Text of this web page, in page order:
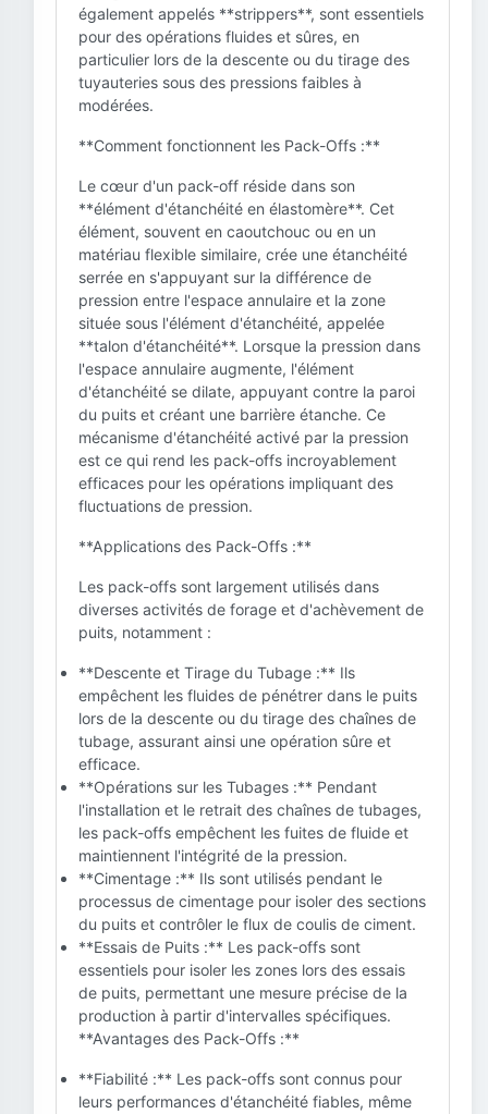
également appelés **strippers**, sont essentiels
pour des opérations fluides et sûres, en
particulier lors de la descente ou du tirage des
tuyauteries sous des pressions faibles à
modérées.
**Comment fonctionnent les Pack-Offs :**
Le cœur d'un pack-off réside dans son
**élément d'étanchéité en élastomère**. Cet
élément, souvent en caoutchouc ou en un
matériau flexible similaire, crée une étanchéité
serrée en s'appuyant sur la différence de
pression entre l'espace annulaire et la zone
située sous l'élément d'étanchéité, appelée
**talon d'étanchéité**. Lorsque la pression dans
l'espace annulaire augmente, l'élément
d'étanchéité se dilate, appuyant contre la paroi
du puits et créant une barrière étanche. Ce
mécanisme d'étanchéité activé par la pression
est ce qui rend les pack-offs incroyablement
efficaces pour les opérations impliquant des
fluctuations de pression.
**Applications des Pack-Offs :**
Les pack-offs sont largement utilisés dans
diverses activités de forage et d'achèvement de
puits, notamment :
**Descente et Tirage du Tubage :** Ils
empêchent les fluides de pénétrer dans le puits
lors de la descente ou du tirage des chaînes de
tubage, assurant ainsi une opération sûre et
efficace.
**Opérations sur les Tubages :** Pendant
l'installation et le retrait des chaînes de tubages,
les pack-offs empêchent les fuites de fluide et
maintiennent l'intégrité de la pression.
**Cimentage :** Ils sont utilisés pendant le
processus de cimentage pour isoler des sections
du puits et contrôler le flux de coulis de ciment.
**Essais de Puits :** Les pack-offs sont
essentiels pour isoler les zones lors des essais
de puits, permettant une mesure précise de la
production à partir d'intervalles spécifiques.
**Avantages des Pack-Offs :**
**Fiabilité :** Les pack-offs sont connus pour
leurs performances d'étanchéité fiables, même